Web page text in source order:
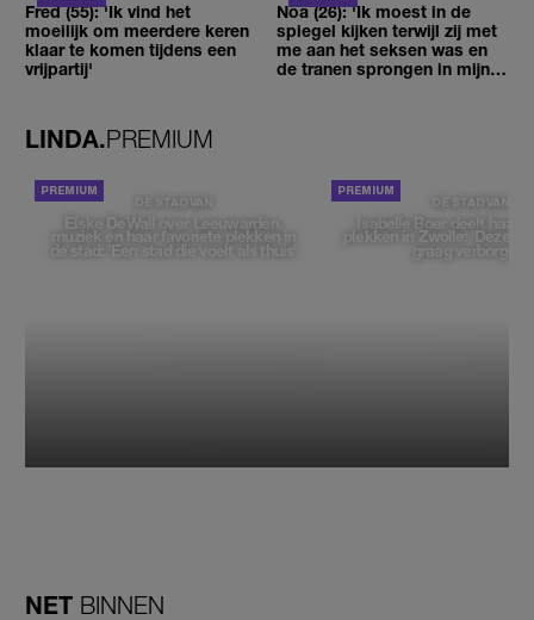
Fred (55): 'Ik vind het
moeilijk om meerdere keren
klaar te komen tijdens een
vrijpartij'
Noa (26): 'Ik moest in de
spiegel kijken terwijl zij met
me aan het seksen was en
de tranen sprongen in mijn
LINDA.PREMIUM
DE STAD VAN
Elske DeWall over Leeuwarden,
muziek en haar favoriete plekken in
de stad: 'Een stad die voelt als thuis'
DE STAD VAN
Isabelle Boer deelt haar
plekken in Zwolle: 'Deze
graag verborgen'
NET BINNEN